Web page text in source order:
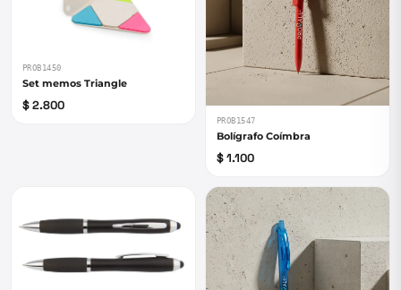
PROB1450
Set memos Triangle
$ 2.800
PROB1547
Bolígrafo Coímbra
$ 1.100